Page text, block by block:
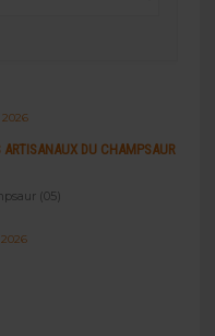
ARTISANAUX DU CHAMPSAUR
(05)